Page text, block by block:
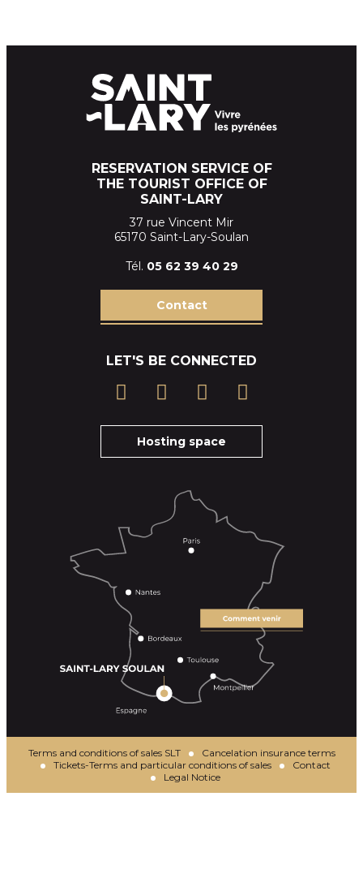
RESERVATION SERVICE OF
THE TOURIST OFFICE OF
SAINT-LARY
37 rue Vincent Mir
65170 Saint-Lary-Soulan
Tél. 05 62 39 40 29
Contact
LET'S BE CONNECTED
Hosting space
Terms and conditions of sales SLT
Cancelation insurance terms
Tickets-Terms and particular conditions of sales
Contact
Legal Notice